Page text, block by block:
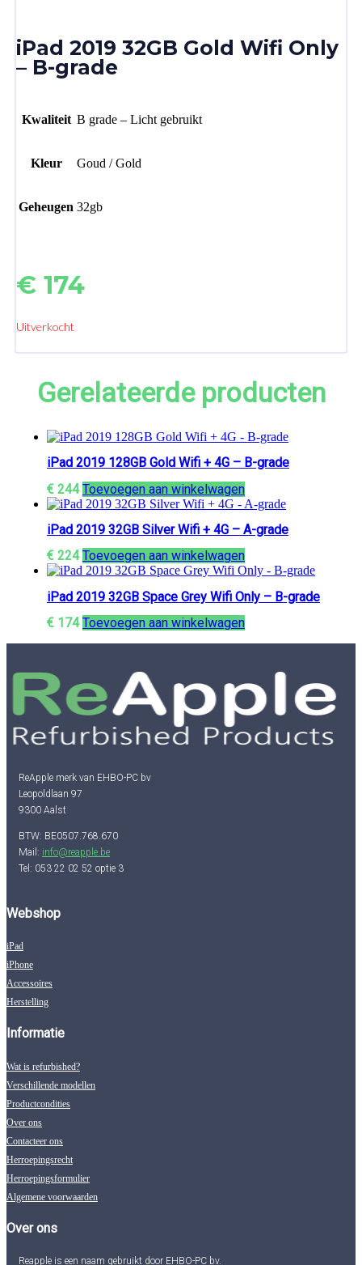
iPad 2019 32GB Gold Wifi Only
– B-grade
Kwaliteit B grade – Licht gebruikt
Kleur Goud / Gold
Geheugen 32gb
€ 174
Uitverkocht
Gerelateerde producten
iPad 2019 128GB Gold Wifi + 4G – B-grade
€ 244 Toevoegen aan winkelwagen
iPad 2019 32GB Silver Wifi + 4G – A-grade
€ 224 Toevoegen aan winkelwagen
iPad 2019 32GB Space Grey Wifi Only – B-grade
€ 174 Toevoegen aan winkelwagen
ReApple merk van EHBO-PC bv
Leopoldlaan 97
9300 Aalst
BTW: BE0507.768.670
Mail: info@reapple.be
Tel: 053 22 02 52 optie 3
Webshop
iPad
iPhone
Accessoires
Herstelling
Informatie
Wat is refurbished?
Verschillende modellen
Productcondities
Over ons
Contacteer ons
Herroepingsrecht
Herroepingsformulier
Algemene voorwaarden
Over ons
Reapple is een naam gebruikt door EHBO-PC bv.